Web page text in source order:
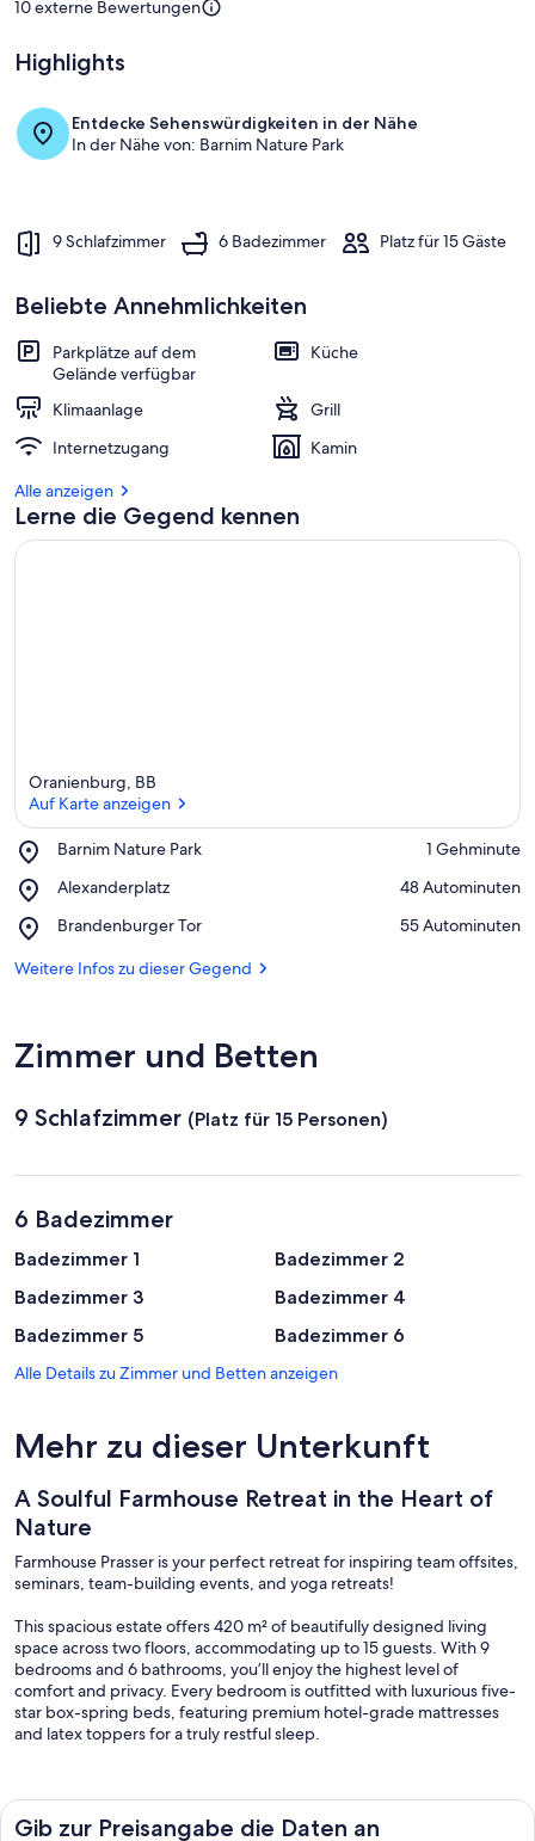
Innenbereich
10 externe Bewertungen
Highlights
Entdecke Sehenswürdigkeiten in der Nähe
In der Nähe von: Barnim Nature Park
9 Schlafzimmer 6 Badezimmer Platz für 15 Gäste
Beliebte Annehmlichkeiten
Parkplätze auf dem
Gelände verfügbar
Küche
Klimaanlage
Grill
Internetzugang
Kamin
Alle anzeigen
Lerne die Gegend kennen
Oranienburg, BB
Auf Karte anzeigen
Barnim Nature Park
Place,
Nature
‪1 Gehminute‬
Alexanderplatz
Place,
‪48 Autominuten‬
Brandenburger Tor
Place,
Tor
‪55 Autominuten‬
Weitere Infos zu dieser Gegend
Zimmer und Betten
9 Schlafzimmer (Platz für 15 Personen)
6 Badezimmer
Badezimmer 1
Badezimmer 2
Badezimmer 3
Badezimmer 4
Badezimmer 5
Badezimmer 6
Alle Details zu Zimmer und Betten anzeigen
Mehr zu dieser Unterkunft
A Soulful Farmhouse Retreat in the Heart of
Nature
Farmhouse Prasser is your perfect retreat for inspiring team offsites,
seminars, team-building events, and yoga retreats!
This spacious estate offers 420 m² of beautifully designed living
space across two floors, accommodating up to 15 guests. With 9
bedrooms and 6 bathrooms, you’ll enjoy the highest level of
comfort and privacy. Every bedroom is outfitted with luxurious five-
star box-spring beds, featuring premium hotel-grade mattresses
and latex toppers for a truly restful sleep.
purpose room, which can easily transform into a workspace for
meetings or workshops. State-of-the-art technology elevates every
Gib zur Preisangabe die Daten an